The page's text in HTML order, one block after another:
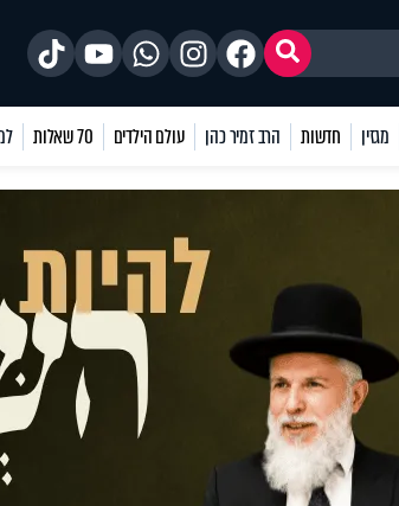
מגזין חדשות הרב זמיר כהן עולם הילדים 70 שאלות